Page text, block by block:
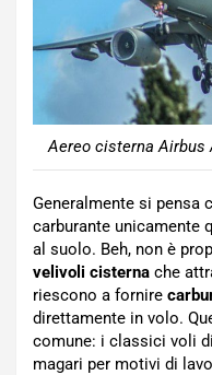
Aereo cisterna Airbus
Generalmente si pensa
carburante unicamente
al suolo. Beh, non è
velivoli cisterna che
riescono a fornire
direttamente in volo.
comune: i classici voli
magari per motivi di